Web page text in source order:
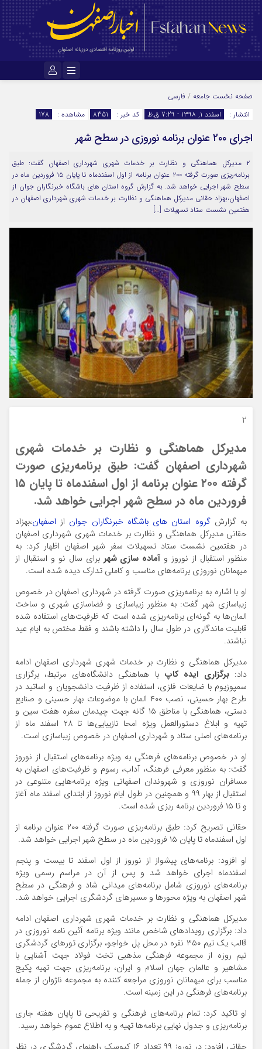
رمز عبور
مرا به خاطر بسپار
صفحه نخست جامعه / فارسی
انتشار :
اسفند ۱, ۱۳۹۸ - 7:29 ق.ظ کد خبر : 8351 مشاهده : 178
اجرای ۲۰۰ عنوان برنامه نوروزی در سطح شهر
۲ مدیرکل هماهنگی و نظارت بر خدمات شهری شهرداری اصفهان گفت: طبق
برنامه‌ریزی صورت گرفته ۲۰۰ عنوان برنامه از اول اسفندماه تا پایان ۱۵ فروردین ماه در
سطح شهر اجرایی خواهد شد. به گزارش گروه استان های باشگاه خبرنگاران جوان از
اصفهان،بهزاد حقانی مدیرکل هماهنگی و نظارت بر خدمات شهری شهرداری اصفهان در
هفتمین نشست ستاد تسهیلات […]
۲
مدیرکل هماهنگی و نظارت بر خدمات شهری
شهرداری اصفهان گفت: طبق برنامه‌ریزی صورت
گرفته ۲۰۰ عنوان برنامه از اول اسفندماه تا پایان ۱۵
فروردین ماه در سطح شهر اجرایی خواهد شد.
به گزارشگروه استان های باشگاه خبرنگاران جوان از اصفهان،بهزاد
حقانی مدیرکل هماهنگی و نظارت بر خدمات شهری شهرداری اصفهان
در هفتمین نشست ستاد تسهیلات سفر شهر اصفهان اظهار کرد: به
منظور استقبال از نوروز و آماده سازی شهر برای سال نو و استقبال از
میهمانان نوروزی برنامه‌های مناسب و کاملی تدارک دیده شده است.
او با اشاره به برنامه‌ریزی صورت گرفته در شهرداری اصفهان در خصوص
زیباسازی شهر گفت: به منظور زیباسازی و فضاسازی شهری و ساخت
المان‌ها به گونه‌ای برنامه‌ریزی شده است که ظرفیت‌های استفاده شده
قابلیت ماندگاری در طول سال را داشته باشند و فقط مختص به ایام عید
نباشند.
مدیرکل هماهنگی و نظارت بر خدمات شهری شهرداری اصفهان ادامه
داد:برگزاری ایده کاپ با هماهنگی دانشگاه‌های مرتبط، برگزاری
سمپوزیوم با ضایعات فلزی، استفاده از ظرفیت دانشجویان و اساتید در
طرح بهار حسینی، نصب ۴۰۰ المان با موضوعات بهار حسینی و صنایع
دستی، هماهنگی با مناطق ۱۵ گانه جهت چیدمان سفره هفت سین و
تهیه و ابلاغ دستورالعمل ویژه امحا نازیبایی‌ها تا ۲۸ اسفند ماه از
برنامه‌های اصلی ستاد و شهرداری اصفهان در خصوص زیباسازی است.
او در خصوص برنامه‌های فرهنگی به ویژه برنامه‌های استقبال از نوروز
گفت: به منظور معرفی فرهنگ، آداب، رسوم و ظرفیت‌های اصفهان به
مسافران نوروزی و شهروندان اصفهانی ویژه برنامه‌هایی متنوعی در
استقبال از بهار ۹۹ و همچنین در طول ایام نوروز از ابتدای اسفند ماه آغاز
و تا ۱۵ فروردین برنامه ریزی شده است.
حقانی تصریح کرد: طبق برنامه‌ریزی صورت گرفته ۲۰۰ عنوان برنامه از
اول اسفندماه تا پایان ۱۵ فروردین ماه در سطح شهر اجرایی خواهد شد.
او افزود: برنامه‌های پیشواز از نوروز از اول اسفند تا بیست و پنجم
اسفندماه اجرای خواهد شد و پس از آن در مراسم رسمی ویژه
برنامه‌های نوروزی شامل برنامه‌های میدانی شاد و فرهنگی در سطح
شهر اصفهان به ویژه محور‌ها و مسیر‌های گردشگری اجرایی خواهد شد.
مدیرکل هماهنگی و نظارت بر خدمات شهری شهرداری اصفهان ادامه
داد: برگزاری رویداد‌های شاخص مانند ویژه برنامه آئین نامه نوروزی در
قالب یک تیم ۳۵۰ نفره در محل پل خواجو، برگزاری تور‌های گردشگری
نیم روزه از مجموعه فرهنگی مذهبی تخت فولاد جهت آشنایی با
مشاهیر و عالمان جهان اسلام و ایران، برنامه‌ریزی جهت تهیه پکیج
مناسب برای میهمانان نوروزی مراجعه کننده به مجموعه ناژوان از جمله
برنامه‌های فرهنگی در این زمینه است.
او تاکید کرد: تمام برنامه‌های فرهنگی و تفریحی تا پایان هفته جاری
برنامه‌ریزی و جدول نهایی برنامه‌ها تهیه و به اطلاع عموم خواهد رسید.